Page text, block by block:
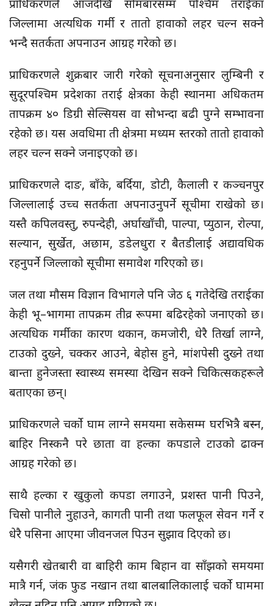
प्राधिकरणले आजदेखि सोमबारसम्म पश्चिम तराईका
जिल्लामा अत्यधिक गर्मी र तातो हावाको लहर चल्न सक्ने
भन्दै सतर्कता अपनाउन आग्रह गरेको छ।
प्राधिकरणले शुक्रबार जारी गरेको सूचनाअनुसार लुम्बिनी र
सुदूरपश्चिम प्रदेशका तराई क्षेत्रका केही स्थानमा अधिकतम
तापक्रम ४० डिग्री सेल्सियस वा सोभन्दा बढी पुग्ने सम्भावना
रहेको छ। यस अवधिमा ती क्षेत्रमा मध्यम स्तरको तातो हावाको
लहर चल्न सक्ने जनाइएको छ।
प्राधिकरणले दाङ, बाँके, बर्दिया, डोटी, कैलाली र कञ्चनपुर
जिल्लालाई उच्च सतर्कता अपनाउनुपर्ने सूचीमा राखेको छ।
यस्तै कपिलवस्तु, रुपन्देही, अर्घाखाँची, पाल्पा, प्युठान, रोल्पा,
सल्यान, सुर्खेत, अछाम, डडेलधुरा र बैतडीलाई अद्यावधिक
रहनुपर्ने जिल्लाको सूचीमा समावेश गरिएको छ।
जल तथा मौसम विज्ञान विभागले पनि जेठ ६ गतेदेखि तराईका
केही भू–भागमा तापक्रम तीव्र रूपमा बढिरहेको जनाएको छ।
अत्यधिक गर्मीका कारण थकान, कमजोरी, धेरै तिर्खा लाग्ने,
टाउको दुख्ने, चक्कर आउने, बेहोस हुने, मांशपेसी दुख्ने तथा
बान्ता हुनेजस्ता स्वास्थ्य समस्या देखिन सक्ने चिकित्सकहरूले
बताएका छन्।
प्राधिकरणले चर्को घाम लाग्ने समयमा सकेसम्म घरभित्रै बस्न,
बाहिर निस्कनै परे छाता वा हल्का कपडाले टाउको ढाक्न
आग्रह गरेको छ।
साथै हल्का र खुकुलो कपडा लगाउने, प्रशस्त पानी पिउने,
चिसो पानीले नुहाउने, कागती पानी तथा फलफूल सेवन गर्ने र
धेरै पसिना आएमा जीवनजल पिउन सुझाव दिएको छ।
यसैगरी खेतबारी वा बाहिरी काम बिहान वा साँझको समयमा
मात्रै गर्न, जंक फुड नखान तथा बालबालिकालाई चर्को घाममा